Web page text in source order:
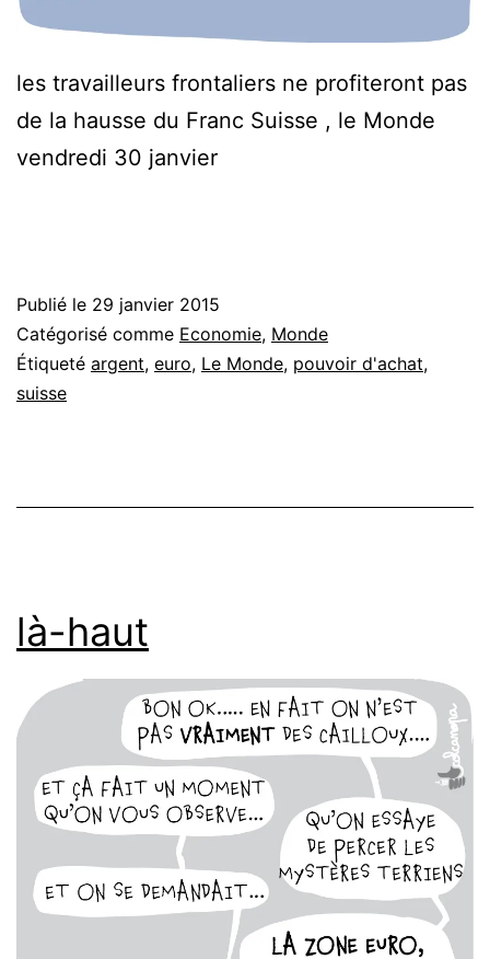
les travailleurs frontaliers ne profiteront pas
de la hausse du Franc Suisse , le Monde
vendredi 30 janvier
Publié le 29 janvier 2015
Catégorisé comme Economie, Monde
Étiqueté argent, euro, Le Monde, pouvoir d'achat,
suisse
là-haut